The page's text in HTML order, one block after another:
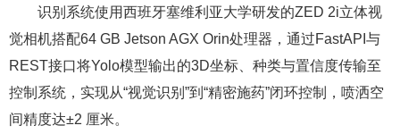
识别系统使用西班牙塞维利亚大学研发的ZED 2i立体视
觉相机搭配64 GB Jetson AGX Orin处理器，通过FastAPI与
REST接口将Yolo模型输出的3D坐标、种类与置信度传输至
控制系统，实现从“视觉识别”到“精密施药”闭环控制，喷洒空
间精度达±2 厘米。